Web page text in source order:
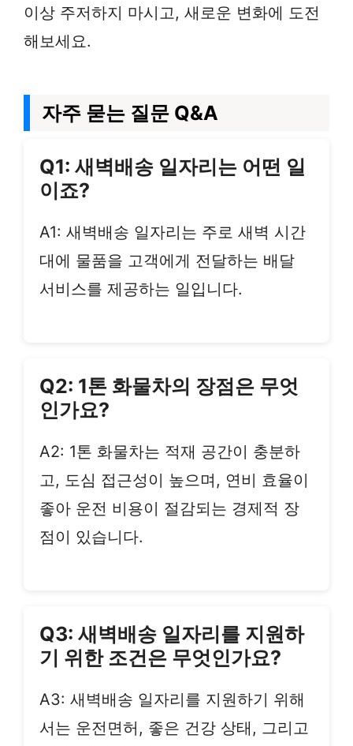
이상 주저하지 마시고, 새로운 변화에 도전
해보세요.
자주 묻는 질문 Q&A
Q1: 새벽배송 일자리는 어떤 일
이죠?
A1: 새벽배송 일자리는 주로 새벽 시간
대에 물품을 고객에게 전달하는 배달
서비스를 제공하는 일입니다.
Q2: 1톤 화물차의 장점은 무엇
인가요?
A2: 1톤 화물차는 적재 공간이 충분하
고, 도심 접근성이 높으며, 연비 효율이
좋아 운전 비용이 절감되는 경제적 장
점이 있습니다.
Q3: 새벽배송 일자리를 지원하
기 위한 조건은 무엇인가요?
A3: 새벽배송 일자리를 지원하기 위해
서는 운전면허, 좋은 건강 상태, 그리고